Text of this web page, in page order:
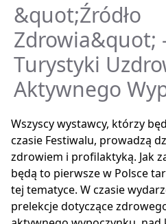
&quot;Źródło
Zdrowia&quot;
Turystyki
Aktywnego
Wszyscy wystawcy, którzy
czasie Festiwalu, prowadzą
zdrowiem i profilaktyką. Jak
będą to pierwsze w Polsce
tej tematyce. W czasie
prelekcje dotyczące